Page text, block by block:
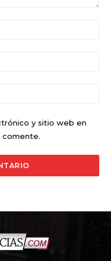
y sitio web en
comente.